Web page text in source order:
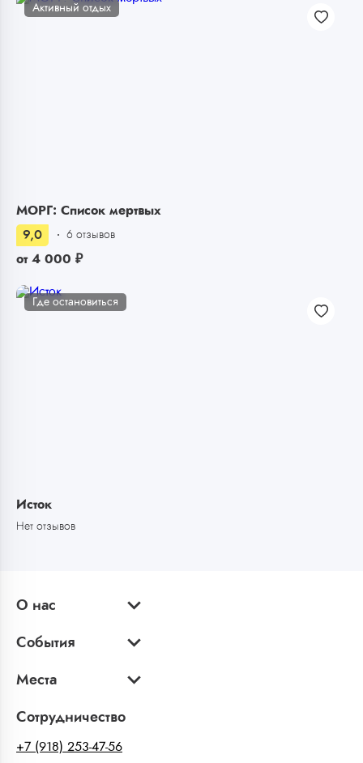
Активный отдых
МОРГ: Список мертвых
9,0
6 отзывов
от 4 000 ₽
Где остановиться
Исток
Нет отзывов
О нас
События
Места
Сотрудничество
+7 (918) 253-47-56